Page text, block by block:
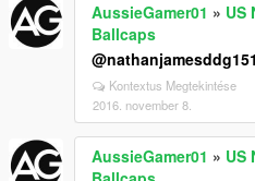
AussieGamer01 » US
Ballcaps
@nathanjamesddg151
Kontextus Megtekintése
2016. november 8.
AussieGamer01 » US